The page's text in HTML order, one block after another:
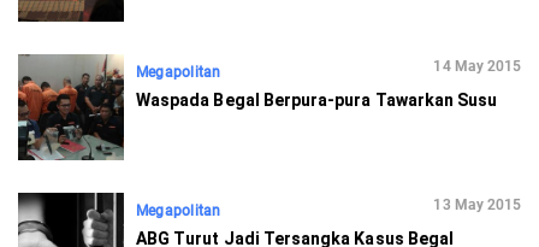
Megapolitan 14 May 2015
Waspada Begal Berpura-pura Tawarkan Susu
Megapolitan 13 May 2015
ABG Turut Jadi Tersangka Kasus Begal